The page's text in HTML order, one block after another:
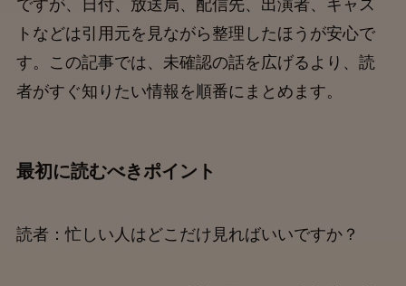
ですが、日付、放送局、配信先、出演者、キャス
トなどは引用元を見ながら整理したほうが安心で
す。この記事では、未確認の話を広げるより、読
者がすぐ知りたい情報を順番にまとめます。
最初に読むべきポイント
読者：忙しい人はどこだけ見ればいいですか？